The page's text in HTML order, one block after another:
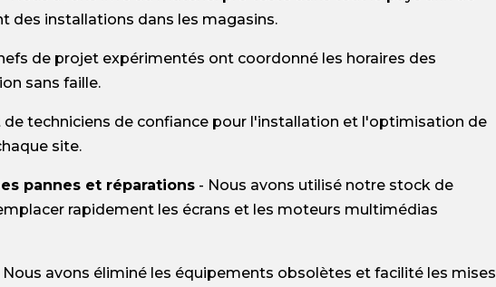
des installations dans les magasins.
de projet expérimentés ont coordonné les horaires des
sans faille.
de techniciens de confiance pour l'installation et l'optimisation de
site.
pannes et réparations - Nous avons utilisé notre stock de
rapidement les écrans et les moteurs multimédias
Nous avons éliminé les équipements obsolètes et facilité les mises